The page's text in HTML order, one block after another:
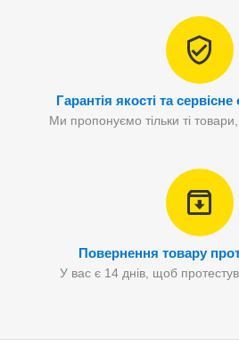
Гарантія якості та
Ми пропонуємо тільки ті
Повернення товару
У вас є 14 днів, щоб